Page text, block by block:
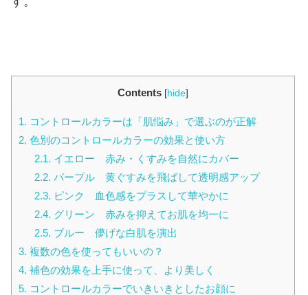
Contents [hide]
1. コントロールカラーは「肌悩み」で選ぶのが正解
2. 色別のコントロールカラーの効果と使い方
2.1. イエロー 赤み・くすみを自然にカバー
2.2. パープル 黄ぐすみを飛ばして透明感アップ
2.3. ピンク 血色感をプラスして華やかに
2.4. グリーン 赤みを抑えてお肌を均一に
2.5. ブルー 儚げな白肌を演出
3. 複数の色を使ってもいいの？
4. 補色の効果を上手に使って、より美しく
5. コントロールカラーでいきいきとしたお顔に